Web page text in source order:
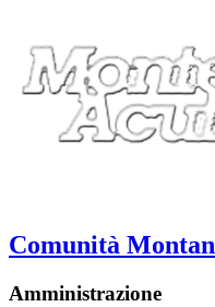
Comunità
Amministrazione